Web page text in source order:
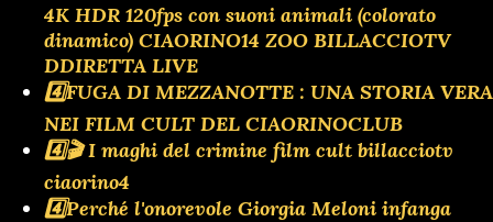
4K HDR 120fps con suoni animali (colorato
dinamico) CIAORINO14 ZOO BILLACCIOTV
DDIRETTA LIVE
4️⃣FUGA DI MEZZANOTTE : UNA STORIA VERA
NEI FILM CULT DEL CIAORINOCLUB
4️⃣🎬 I maghi del crimine film cult billacciotv
ciaorino4
4️⃣Perché l'onorevole Giorgia Meloni infanga